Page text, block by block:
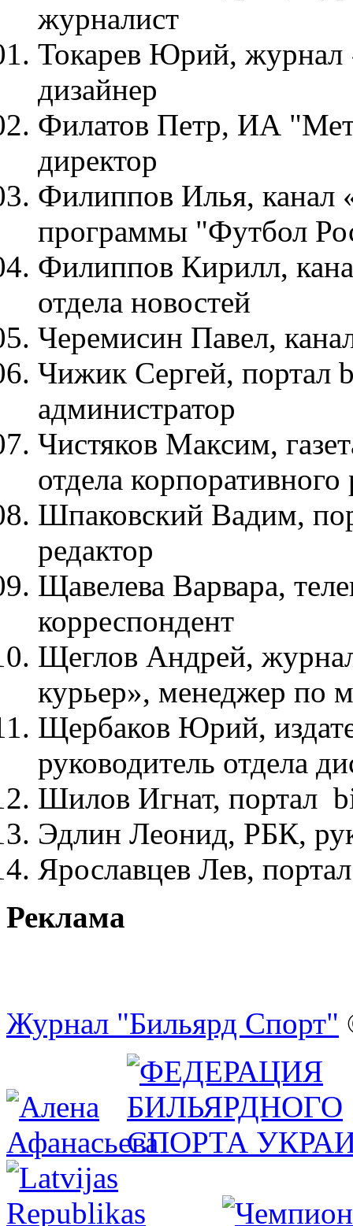
журналист
Токарев Юрий, журнал
дизайнер
Филатов Петр, ИА
директор
Филиппов Илья, канал
программы "Футбол
Филиппов Кирилл,
отдела новостей
Черемисин Павел,
Чижик Сергей, портал
администратор
Чистяков Максим,
отдела
Шпаковский Вадим,
редактор
Щавелева Варвара,
корреспондент
Щеглов Андрей,
курьер», менеджер по
Щербаков Юрий,
руководитель отдела
Шилов Игнат, портал
Эдлин Леонид, РБК,
Ярославцев Лев,
Реклама
Журнал "Бильярд Спорт"